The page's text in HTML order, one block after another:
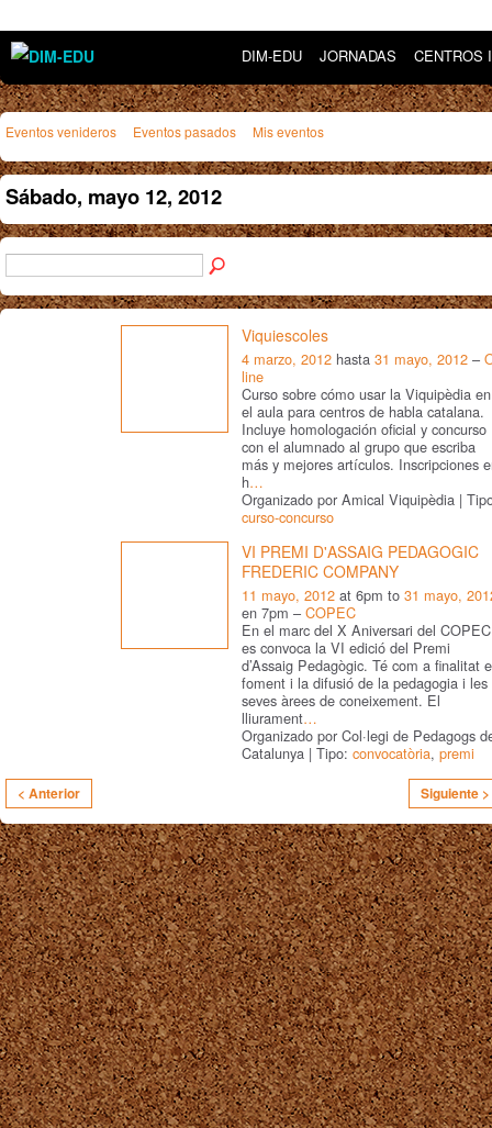
DIM-EDU JORNADAS CENTROS
Eventos venideros Eventos pasados Mis eventos
Sábado, mayo 12, 2012
Viquiescoles
4 marzo, 2012 hasta 31 mayo, 2012 –
line
Curso sobre cómo usar la Viquipèdia en
el aula para centros de habla catalana.
Incluye homologación oficial y concurso
con el alumnado al grupo que escriba
más y mejores artículos. Inscripciones
h…
Organizado por Amical Viquipèdia |
curso-concurso
VI PREMI D'ASSAIG PEDAGOGIC
FREDERIC COMPANY
11 mayo, 2012 at 6pm to 31 mayo,
en 7pm – COPEC
En el marc del X Aniversari del
es convoca la VI edició del Premi
d’Assaig Pedagògic. Té com a finalitat
foment i la difusió de la pedagogia i les
seves àrees de coneixement. El
lliurament…
Organizado por Col·legi de Pedagogs
Catalunya | Tipo: convocatòria, premi
< Anterior Siguiente >